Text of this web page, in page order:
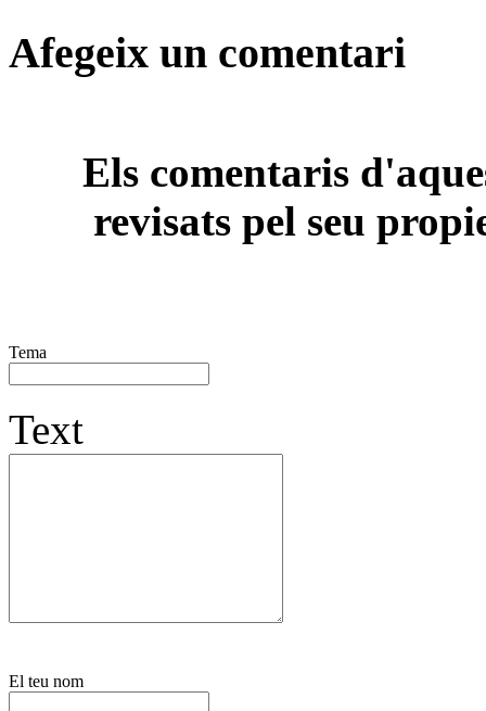
Afegeix un comentari
Els comentaris
revisats pel seu
Tema
Text
El teu nom